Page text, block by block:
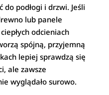
podłogi i drzwi. Jeśli
lub panele
odcieniach
spójną, przyjemną
lepiej sprawdzą się
ale zawsze
wyglądało surowo.